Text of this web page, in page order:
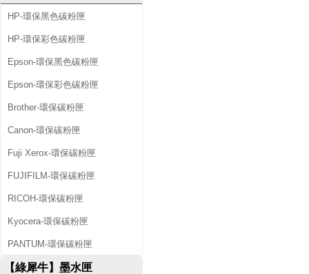
HP-環保黑色碳粉匣
HP-環保彩色碳粉匣
Epson-環保黑色碳粉匣
Epson-環保彩色碳粉匣
Brother-環保碳粉匣
Canon-環保碳粉匣
Fuji Xerox-環保碳粉匣
FUJIFILM-環保碳粉匣
RICOH-環保碳粉匣
Kyocera-環保碳粉匣
PANTUM-環保碳粉匣
【綠犀牛】墨水匣